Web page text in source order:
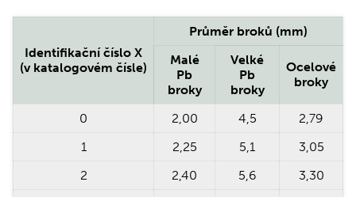
Identifikační číslo X
(v katalogovém čísle)
Průměr broků (mm)
Malé
Pb
broky
Velké
Pb
broky
Ocelové
broky
0 2,00 4,5
2,79
1
2,25 5,1
3,05
2
2,40 5,6
3,30